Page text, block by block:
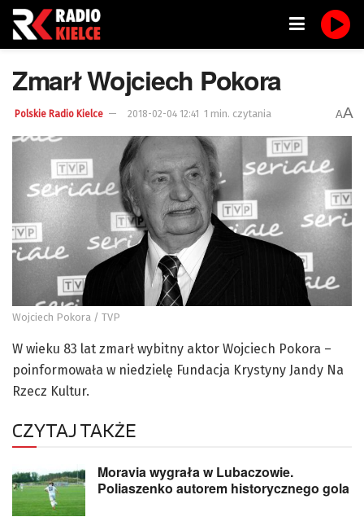
Zmarł Wojciech Pokora
Polskie Radio Kielce 2018-02-04 12:41 1 min. czytania AA
Wojciech Pokora / TVP
W wieku 83 lat zmarł wybitny aktor Wojciech Pokora –
poinformowała w niedzielę Fundacja Krystyny Jandy Na
Rzecz Kultur.
CZYTAJ TAKŻE
Moravia wygrała w Lubaczowie.
Poliaszenko autorem historycznego gola